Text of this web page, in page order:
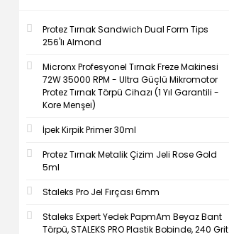
Protez Tırnak Sandwich Dual Form Tips
256'lı Almond
Micronx Profesyonel Tırnak Freze Makinesi
72W 35000 RPM - Ultra Güçlü Mikromotor
Protez Tırnak Törpü Cihazı (1 Yıl Garantili -
Kore Menşei)
İpek Kirpik Primer 30ml
Protez Tırnak Metalik Çizim Jeli Rose Gold
5ml
Staleks Pro Jel Fırçası 6mm
Staleks Expert Yedek PapmAm Beyaz Bant
Törpü, STALEKS PRO Plastik Bobinde, 240 Grit